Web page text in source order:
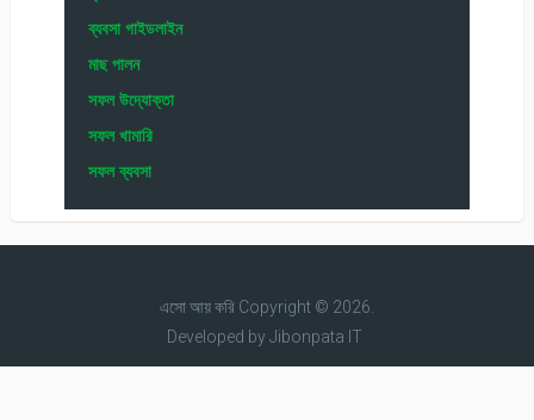
ব্যবসা গাইডলাইন
মাছ পালন
সফল উদ্যোক্তা
সফল খামারি
সফল ব্যবসা
এসো আয় করিCopyright © 2026.
Developed byJibonpata IT